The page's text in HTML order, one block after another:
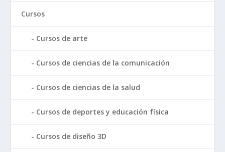
Cursos
Cursos de arte
Cursos de ciencias de la comunicación
Cursos de ciencias de la salud
Cursos de deportes y educación física
Cursos de diseño 3D